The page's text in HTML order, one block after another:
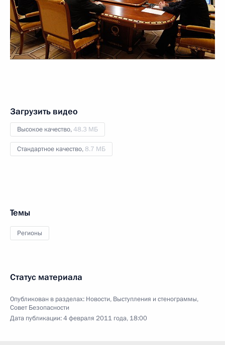
Загрузить видео
Высокое качество,48.3 МБ
Стандартное качество,8.7 МБ
Темы
Регионы
Статус материала
Опубликован в разделах: Новости, Выступления и стенограммы,
Совет Безопасности
Дата публикации:4 февраля 2011 года, 18:00